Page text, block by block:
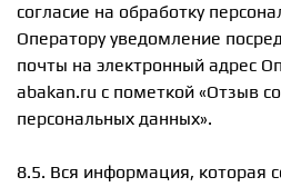
согласие на обработку
Оператору уведомление
почты на электронный адрес
abakan.ru с пометкой «Отзыв
персональных данных».
8.5. Вся информация, которая